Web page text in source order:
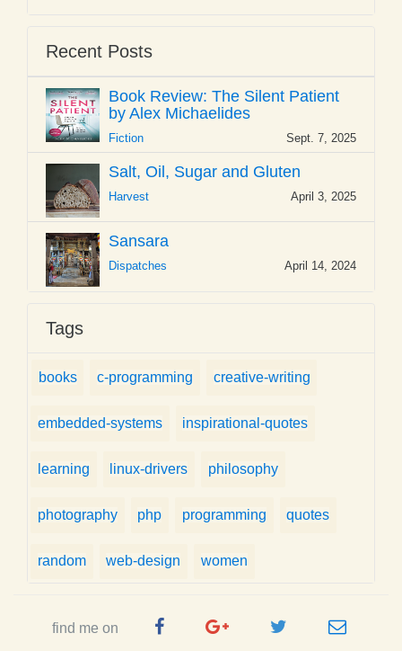
Recent Posts
Book Review: The Silent Patient
by Alex Michaelides
Fiction Sept. 7, 2025
Salt, Oil, Sugar and Gluten
Harvest April 3, 2025
Sansara
Dispatches April 14, 2024
Tags
books c-programming creative-writing
embedded-systems inspirational-quotes
learning linux-drivers philosophy
photography php programming quotes
random web-design women
find me on
FacebookGoogle Twitter e-